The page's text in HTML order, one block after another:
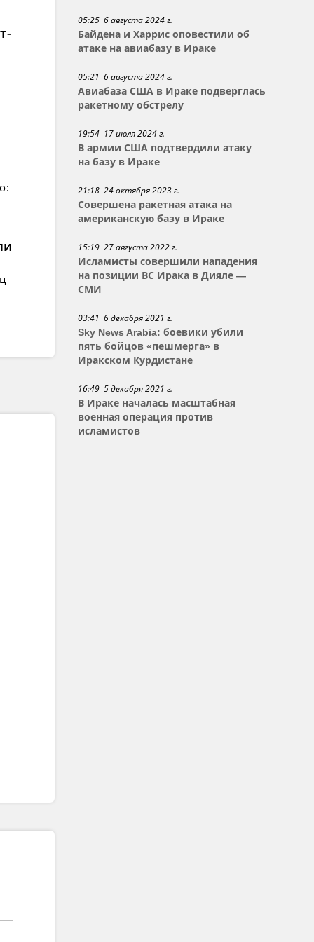
05:25 6 августа 2024 г.
Байдена и Харрис оповестили об
атаке на авиабазу в Ираке
05:21 6 августа 2024 г.
Авиабаза США в Ираке подверглась
ракетному обстрелу
19:54 17 июля 2024 г.
В армии США подтвердили атаку
на базу в Ираке
21:18 24 октября 2023 г.
Совершена ракетная атака на
американскую базу в Ираке
15:19 27 августа 2022 г.
Исламисты совершили нападения
на позиции ВС Ирака в Дияле —
СМИ
03:41 6 декабря 2021 г.
Sky News Arabia: боевики убили
пять бойцов «пешмерга» в
Иракском Курдистане
16:49 5 декабря 2021 г.
В Ираке началась масштабная
военная операция против
исламистов